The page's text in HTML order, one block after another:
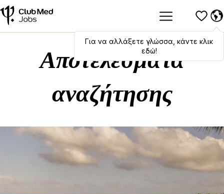
Hola,bonjour ,ciao! To switch
languages, click here!
Για να αλλάξετε γλώσσα, κάντε κλικ
εδώ!
Αποτελέσματα
αναζήτησης